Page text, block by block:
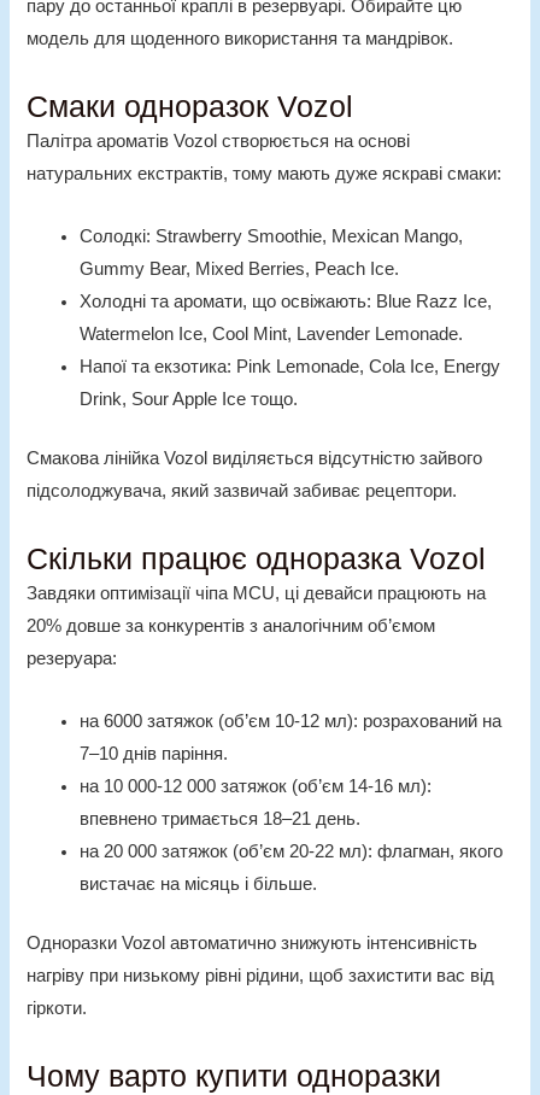
пару до останньої краплі в резервуарі. Обирайте цю
модель для щоденного використання та мандрівок.
Смаки одноразок Vozol
Палітра ароматів Vozol створюється на основі
натуральних екстрактів, тому мають дуже яскраві смаки:
Солодкі: Strawberry Smoothie, Mexican Mango,
Gummy Bear, Mixed Berries, Peach Ice.
Холодні та аромати, що освіжають: Blue Razz Ice,
Watermelon Ice, Cool Mint, Lavender Lemonade.
Напої та екзотика: Pink Lemonade, Cola Ice, Energy
Drink, Sour Apple Ice тощо.
Смакова лінійка Vozol виділяється відсутністю зайвого
підсолоджувача, який зазвичай забиває рецептори.
Скільки працює одноразка Vozol
Завдяки оптимізації чіпа MCU, ці девайси працюють на
20% довше за конкурентів з аналогічним об’ємом
резеруара:
на 6000 затяжок (об’єм 10-12 мл): розрахований на
7–10 днів паріння.
на 10 000-12 000 затяжок (об’єм 14-16 мл):
впевнено тримається 18–21день.
на 20 000 затяжок (об’єм 20-22 мл): флагман, якого
вистачає на місяць і більше.
Одноразки Vozol автоматично знижують інтенсивність
нагріву при низькому рівні рідини, щоб захистити вас від
гіркоти.
Чому варто купити одноразки